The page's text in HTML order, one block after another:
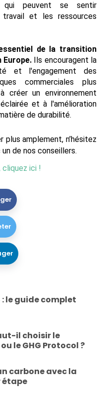
qui peuvent se sentir
et les ressources
de la transition
Europe.
Ils encouragent la
et l'engagement des
commerciales plus
créer un environnement
et à l'amélioration
de durabilité.
plus amplement, n’hésitez
de nos conseillers.
cliquez ici !
: le guide complet
il choisir le
le GHG Protocol ?
carbone avec la
étape